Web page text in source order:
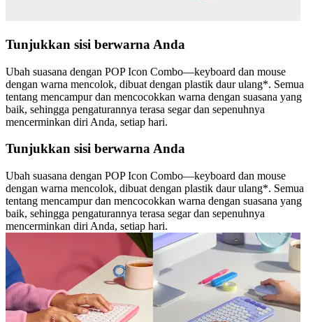
Tunjukkan sisi berwarna Anda
Ubah suasana dengan POP Icon Combo—keyboard dan mouse
dengan warna mencolok, dibuat dengan plastik daur ulang*. Semua
tentang mencampur dan mencocokkan warna dengan suasana yang
baik, sehingga pengaturannya terasa segar dan sepenuhnya
mencerminkan diri Anda, setiap hari.
Tunjukkan sisi berwarna Anda
Ubah suasana dengan POP Icon Combo—keyboard dan mouse
dengan warna mencolok, dibuat dengan plastik daur ulang*. Semua
tentang mencampur dan mencocokkan warna dengan suasana yang
baik, sehingga pengaturannya terasa segar dan sepenuhnya
mencerminkan diri Anda, setiap hari.